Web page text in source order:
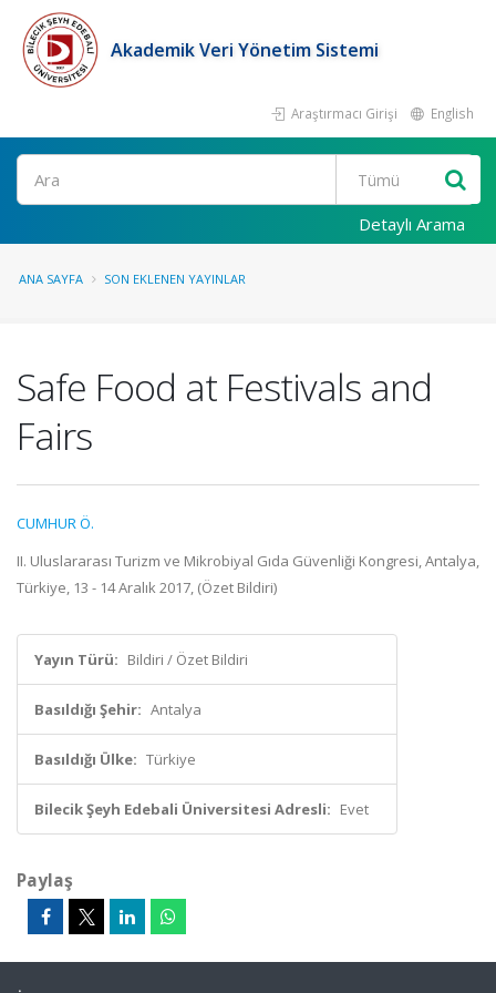
Akademik Veri Yönetim Sistemi
Araştırmacı Girişi English
Ara
Detaylı Arama
ANA SAYFA SON EKLENEN YAYINLAR
Safe Food at Festivals and
Fairs
CUMHUR Ö.
II. Uluslararası Turizm ve Mikrobiyal Gıda Güvenliği Kongresi, Antalya,
Türkiye, 13 - 14 Aralık 2017, (Özet Bildiri)
Yayın Türü: Bildiri / Özet Bildiri
Basıldığı Şehir: Antalya
Basıldığı Ülke: Türkiye
Bilecik Şeyh Edebali Üniversitesi Adresli: Evet
Paylaş